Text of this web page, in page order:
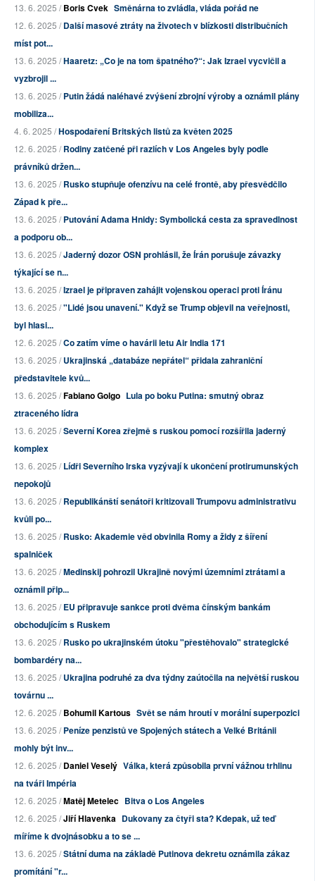
13. 6. 2025 /Boris Cvek Směnárna to zvládla, vláda pořád ne
12. 6. 2025 /Další masové ztráty na životech v blízkosti distribučních
míst pot...
13. 6. 2025 /Haaretz: „Co je na tom špatného?“: Jak Izrael vycvičil a
vyzbrojil ...
13. 6. 2025 /Putin žádá naléhavé zvýšení zbrojní výroby a oznámil plány
mobiliza...
4. 6. 2025 /Hospodaření Britských listů za květen 2025
12. 6. 2025 /Rodiny zatčené při raziích v Los Angeles byly podle
právníků držen...
13. 6. 2025 /Rusko stupňuje ofenzívu na celé frontě, aby přesvědčilo
Západ k pře...
13. 6. 2025 /Putování Adama Hnidy: Symbolická cesta za spravedlnost
a podporu ob...
13. 6. 2025 /Jaderný dozor OSN prohlásil, že Írán porušuje závazky
týkající se n...
13. 6. 2025 /Izrael je připraven zahájit vojenskou operaci proti Íránu
13. 6. 2025 /"Lidé jsou unavení." Když se Trump objevil na veřejnosti,
byl hlasi...
12. 6. 2025 /Co zatím víme o havárii letu Air India 171
13. 6. 2025 /Ukrajinská „databáze nepřátel“ přidala zahraniční
představitele kvů...
13. 6. 2025 /Fabiano Golgo Lula po boku Putina: smutný obraz
ztraceného lídra
13. 6. 2025 /Severní Korea zřejmě s ruskou pomocí rozšířila jaderný
komplex
13. 6. 2025 /Lídři Severního Irska vyzývají k ukončení protirumunských
nepokojů
13. 6. 2025 /Republikánští senátoři kritizovali Trumpovu administrativu
kvůli po...
13. 6. 2025 /Rusko: Akademie věd obvinila Romy a židy z šíření
spalniček
13. 6. 2025 /Medinskij pohrozil Ukrajině novými územními ztrátami a
oznámil přip...
13. 6. 2025 /EU připravuje sankce proti dvěma čínským bankám
obchodujícím s Ruskem
13. 6. 2025 /Rusko po ukrajinském útoku "přestěhovalo" strategické
bombardéry na...
13. 6. 2025 /Ukrajina podruhé za dva týdny zaútočila na největší ruskou
továrnu ...
12. 6. 2025 /Bohumil Kartous Svět se nám hroutí v morální superpozici
13. 6. 2025 /Peníze penzistů ve Spojených státech a Velké Británii
mohly být inv...
12. 6. 2025 /Daniel Veselý Válka, která způsobila první vážnou trhlinu
na tváři Impéria
12. 6. 2025 /Matěj Metelec Bitva o Los Angeles
12. 6. 2025 /Jiří Hlavenka Dukovany za čtyři sta? Kdepak, už teď
míříme k dvojnásobku a to se ...
13. 6. 2025 /Státní duma na základě Putinova dekretu oznámila zákaz
promítání "r...